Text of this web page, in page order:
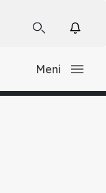
Meni